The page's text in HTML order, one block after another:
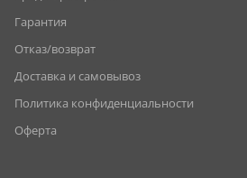
Гарантия
Отказ/возврат
Доставка и самовывоз
Политика конфиденциальности
Оферта